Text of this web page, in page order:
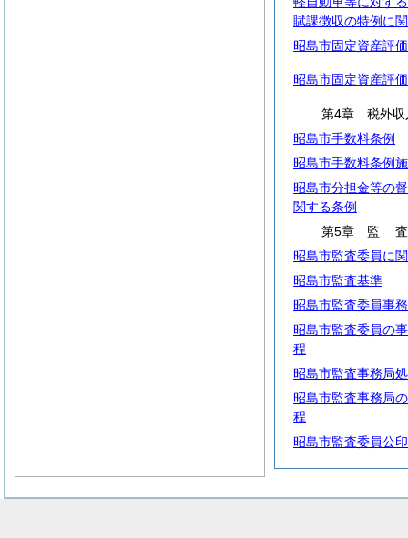
賦課徴収の特例に
昭島市固定資産評
昭島市固定資産評
第4章 税外収
昭島市手数料条例
昭島市手数料条例
昭島市分担金等の
関する条例
第5章 監査
昭島市監査委員に
昭島市監査基準
昭島市監査委員事
昭島市監査委員の
程
昭島市監査事務局
昭島市監査事務局
程
昭島市監査委員公